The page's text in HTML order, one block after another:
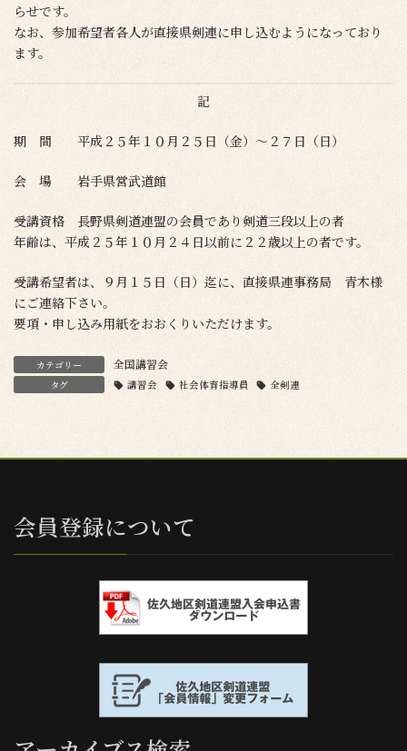
らせです。
なお、参加希望者各人が直接県剣連に申し込むようになっており
ます。
記
期 間 平成２５年１０月２５日（金）～２７日（日）
会 場 岩手県営武道館
受講資格 長野県剣道連盟の会員であり剣道三段以上の者
年齢は、平成２５年１０月２４日以前に２２歳以上の者です。
受講希望者は、９月１５日（日）迄に、直接県連事務局 青木様
にご連絡下さい。
要項・申し込み用紙をおおくりいただけます。
カテゴリー 全国講習会
タグ 講習会 社会体育指導員 全剣連
会員登録について